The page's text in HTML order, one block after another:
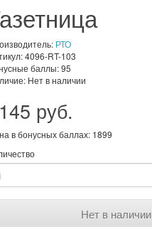
РТО
4096-RT-103
баллы: 95
Нет в наличии
руб.
в бонусных баллах: 1899
Нет в наличии